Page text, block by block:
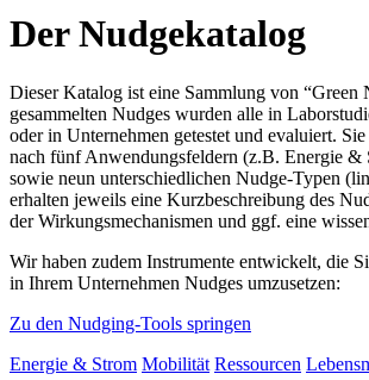
Der Nudgekatalog
Dieser Katalog ist eine Sammlung von “Green
gesammelten Nudges wurden alle in
oder in Unternehmen getestet und evaluiert.
nach fünf Anwendungsfeldern (z.B. Energie &
sowie neun unterschiedlichen Nudge-Typen
erhalten jeweils eine Kurzbeschreibung des
der Wirkungsmechanismen und ggf. eine
Wir haben zudem Instrumente entwickelt, die
in Ihrem Unternehmen Nudges umzusetzen:
Zu den Nudging-Tools springen
Energie & Strom Mobilität Ressourcen